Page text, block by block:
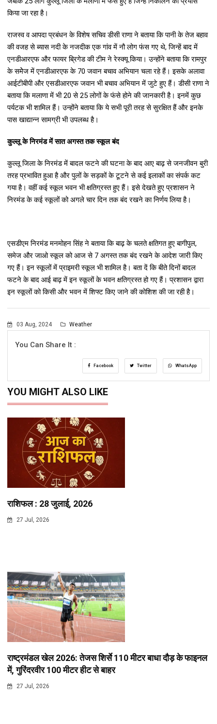
किया जा रहा है।
राजस्व व आपदा प्रबंधन के विशेष सचिव डीसी राणा ने बताया कि पानी के तेज बहाव
की वजह से ब्यास नदी के नजदीक एक गांव में नौ लोग फंस गए थे, जिन्हें बाद में
एनडीआरएफ और फायर ब्रिगेड की टीम ने रेस्क्यू किया। उन्होंने बताया कि रामपुर
के समेेज में एनडीआरएफ के 70 जवान बचाव अभियान चला रहे हैं। इसके अलावा
आईटीबीपी और एसडीआरएफ जवान भी बचाव अभियान में जुटे हुए हैं। डीसी राणा ने
बताया कि मलाणा में भी 20 से 25 लोगों के फंसे होने की जानकारी है। इनमें कुछ
पर्यटक भी शामिल हैं। उन्होंने बताया कि ये सभी पूरी तरह से सुरक्षित हैं और इनके
पास खाद्यान्न सामग्री भी उपलब्ध है।
कुल्लू के निरमंड में सात अगस्त तक स्कूल बंद
कुल्लू जिला के निरमंड में बादल फटने की घटना के बाद आए बाढ़ से जनजीवन बुरी
तरह प्रभावित हुआ है और पुलों के सड़कों के टूटने से कई इलाकों का संपर्क कट
गया है। वहीं कई स्कूल भवन भी क्षतिग्रस्त हुए हैं। इसे देखते हुए प्रशासन ने
निरमंड के कई स्कूलों को अगले चार दिन तक बंद रखने का निर्णय लिया है।
एसडीएम निरमंड मनमोहन सिंह ने बताया कि बाढ़ के चलते क्षतिगत हुए बागीपुल,
समेज और जाओ स्कूल को आज से 7 अगस्त तक बंद रखने के आदेश जारी किए
गए हैं। इन स्कूलों में प्राइमरी स्कूल भी शामिल है। बता दें कि बीते दिनों बादल
फटने के बाद आई बाढ़ में इन स्कूलों के भवन क्षतिग्रस्त हो गए हैं। प्रशासन द्वारा
इन स्कूलों को किसी और भवन में शिफ्ट किए जाने की कोशिश की जा रही है।
03 Aug, 2024 Weather
You Can Share It :
Facebook Twitter WhatsApp
YOU MIGHT ALSO LIKE
राशिफल : 28 जुलाई, 2026
27 Jul, 2026
राष्ट्रमंडल खेल 2026: तेजस शिर्से 110 मीटर बाधा दौड़ के फाइनल
में, गुरिंदरवीर 100 मीटर हीट से बाहर
27 Jul, 2026